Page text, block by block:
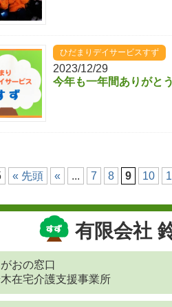
ひだまりデイサービスすず
2023/12/29
今年も一年間ありがと
« 先頭 « ... 7 8 9 10
有限会社
がおの窓口
在宅介護支援事業所